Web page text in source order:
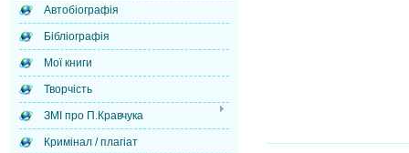
Автобіографія
Бібліографія
Мої книги
Творчість
ЗМІ про П.Кравчука
Кримінал / плагіат